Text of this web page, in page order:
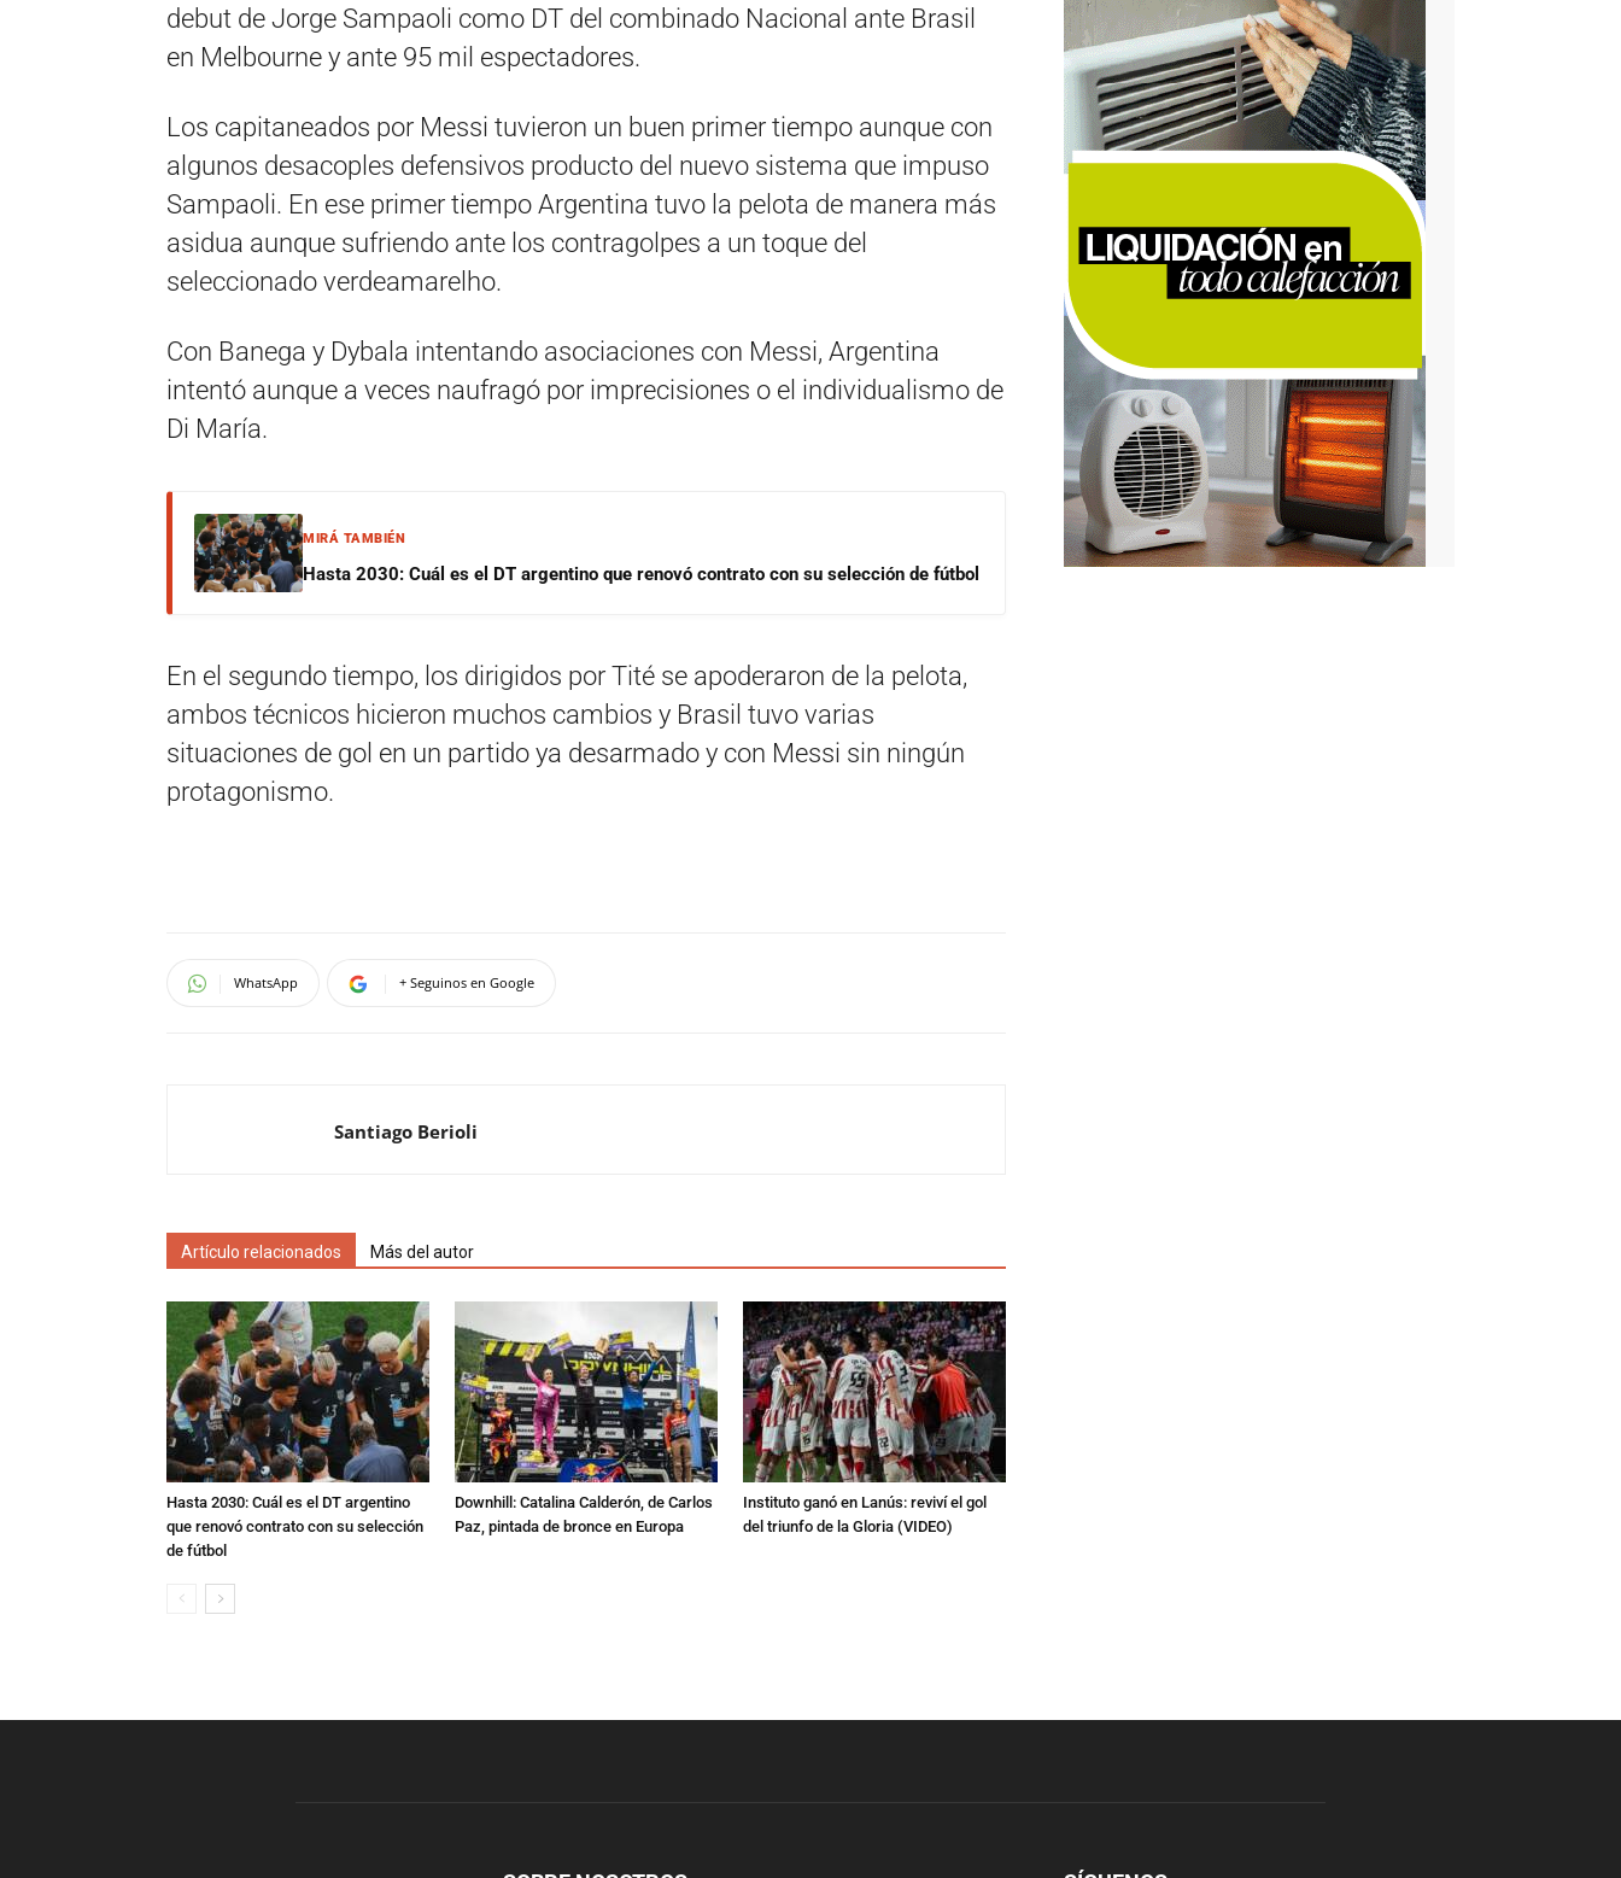
debut de Jorge Sampaoli como DT del combinado Nacional ante Brasil
en Melbourne y ante 95 mil espectadores.
Los capitaneados por Messi tuvieron un buen primer tiempo aunque con
algunos desacoples defensivos producto del nuevo sistema que impuso
Sampaoli. En ese primer tiempo Argentina tuvo la pelota de manera más
asidua aunque sufriendo ante los contragolpes a un toque del
seleccionado verdeamarelho.
Con Banega y Dybala intentando asociaciones con Messi, Argentina
intentó aunque a veces naufragó por imprecisiones o el individualismo de
Di María.
MIRÁ TAMBIÉN
Hasta 2030: Cuál es el DT argentino que renovó contrato con su selección de fútbol
En el segundo tiempo, los dirigidos por Tité se apoderaron de la pelota,
ambos técnicos hicieron muchos cambios y Brasil tuvo varias
situaciones de gol en un partido ya desarmado y con Messi sin ningún
protagonismo.
WhatsApp + Seguinos en Google
Santiago Berioli
Artículo relacionados Más del autor
Hasta 2030: Cuál es el DT argentino
que renovó contrato con su selección
de fútbol
Downhill: Catalina Calderón, de Carlos
Paz, pintada de bronce en Europa
Instituto ganó en Lanús: reviví el gol
del triunfo de la Gloria (VIDEO)